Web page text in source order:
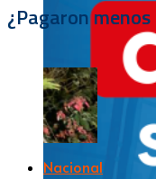
¿Pagaron
Nacional